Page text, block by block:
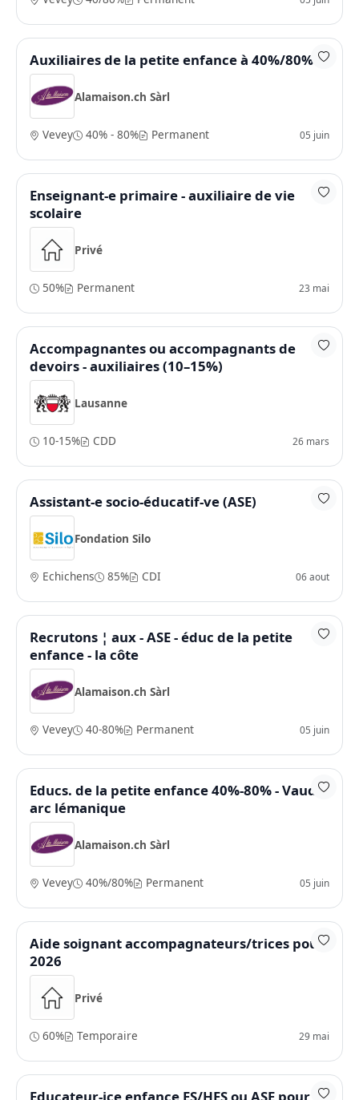
Auxiliaires de la petite enfance à 40%/80%
Alamaison.ch Sàrl
Vevey 40% - 80% Permanent 05 juin
Enseignant-e primaire - auxiliaire de vie
scolaire
Privé
50% Permanent 23 mai
Accompagnantes ou accompagnants de
devoirs - auxiliaires (10–15%)
Lausanne
10-15% CDD 26 mars
Assistant-e socio-éducatif-ve (ASE)
Fondation Silo
Echichens 85% CDI 06 aout
Recrutons ¦ aux - ASE - éduc de la petite
enfance - la côte
Alamaison.ch Sàrl
Vevey 40-80% Permanent 05 juin
Educs. de la petite enfance 40%-80% - Vaud /
arc lémanique
Alamaison.ch Sàrl
Vevey 40%/80% Permanent 05 juin
Aide soignant accompagnateurs/trices pour
2026
Privé
60% Temporaire 29 mai